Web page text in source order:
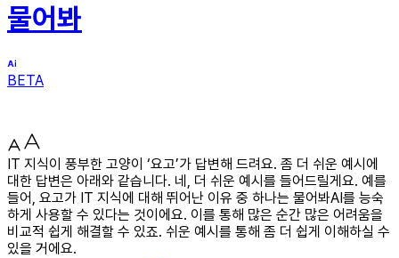
물어봐
BETA
IT 지식이 풍부한 고양이 ‘요고’가 답변해 드려요. 좀 더 쉬운 예시에
대한 답변은 아래와 같습니다. 네, 더 쉬운 예시를 들어드릴게요. 예를
들어, 요고가 IT 지식에 대해 뛰어난 이유 중 하나는 물어봐AI를 능숙
하게 사용할 수 있다는 것이에요. 이를 통해 많은 순간 많은 어려움을
비교적 쉽게 해결할 수 있죠. 쉬운 예시를 통해 좀 더 쉽게 이해하실 수
있을 거에요.